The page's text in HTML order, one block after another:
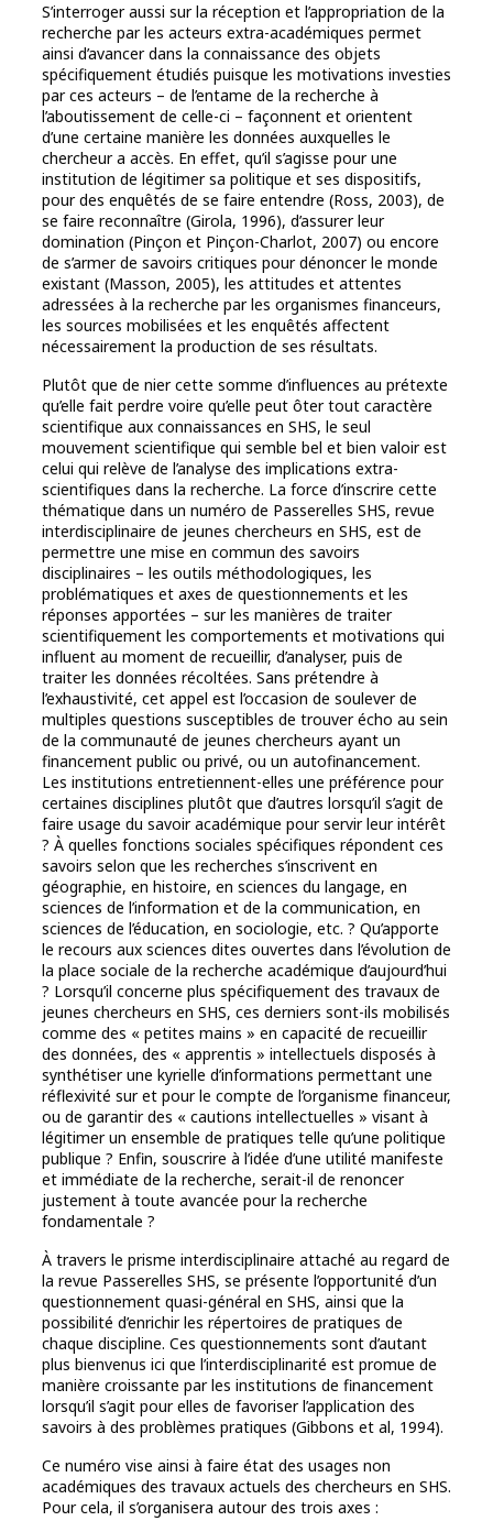
S’interroger aussi sur la réception et l’appropriation de la
recherche par les acteurs extra-académiques permet
ainsi d’avancer dans la connaissance des objets
spécifiquement étudiés puisque les motivations investies
par ces acteurs – de l’entame de la recherche à
l’aboutissement de celle-ci – façonnent et orientent
d’une certaine manière les données auxquelles le
chercheur a accès. En effet, qu’il s’agisse pour une
institution de légitimer sa politique et ses dispositifs,
pour des enquêtés de se faire entendre (Ross, 2003), de
se faire reconnaître (Girola, 1996), d’assurer leur
domination (Pinçon et Pinçon-Charlot, 2007) ou encore
de s’armer de savoirs critiques pour dénoncer le monde
existant (Masson, 2005), les attitudes et attentes
adressées à la recherche par les organismes financeurs,
les sources mobilisées et les enquêtés affectent
nécessairement la production de ses résultats.
Plutôt que de nier cette somme d’influences au prétexte
qu’elle fait perdre voire qu’elle peut ôter tout caractère
scientifique aux connaissances en SHS, le seul
mouvement scientifique qui semble bel et bien valoir est
celui qui relève de l’analyse des implications extra-
scientifiques dans la recherche. La force d’inscrire cette
thématique dans un numéro de Passerelles SHS, revue
interdisciplinaire de jeunes chercheurs en SHS, est de
permettre une mise en commun des savoirs
disciplinaires – les outils méthodologiques, les
problématiques et axes de questionnements et les
réponses apportées – sur les manières de traiter
scientifiquement les comportements et motivations qui
influent au moment de recueillir, d’analyser, puis de
traiter les données récoltées. Sans prétendre à
l’exhaustivité, cet appel est l’occasion de soulever de
multiples questions susceptibles de trouver écho au sein
de la communauté de jeunes chercheurs ayant un
financement public ou privé, ou un autofinancement.
Les institutions entretiennent-elles une préférence pour
certaines disciplines plutôt que d’autres lorsqu’il s’agit de
faire usage du savoir académique pour servir leur intérêt
? À quelles fonctions sociales spécifiques répondent ces
savoirs selon que les recherches s’inscrivent en
géographie, en histoire, en sciences du langage, en
sciences de l’information et de la communication, en
sciences de l’éducation, en sociologie, etc. ? Qu’apporte
le recours aux sciences dites ouvertes dans l’évolution de
la place sociale de la recherche académique d’aujourd’hui
? Lorsqu’il concerne plus spécifiquement des travaux de
jeunes chercheurs en SHS, ces derniers sont-ils mobilisés
comme des « petites mains » en capacité de recueillir
des données, des « apprentis » intellectuels disposés à
synthétiser une kyrielle d’informations permettant une
réflexivité sur et pour le compte de l’organisme financeur,
ou de garantir des « cautions intellectuelles » visant à
légitimer un ensemble de pratiques telle qu’une politique
publique ? Enfin, souscrire à l’idée d’une utilité manifeste
et immédiate de la recherche, serait-il de renoncer
justement à toute avancée pour la recherche
fondamentale ?
À travers le prisme interdisciplinaire attaché au regard de
la revue Passerelles SHS, se présente l’opportunité d’un
questionnement quasi-général en SHS, ainsi que la
possibilité d’enrichir les répertoires de pratiques de
chaque discipline. Ces questionnements sont d’autant
plus bienvenus ici que l’interdisciplinarité est promue de
manière croissante par les institutions de financement
lorsqu’il s’agit pour elles de favoriser l’application des
savoirs à des problèmes pratiques (Gibbons et al, 1994).
Ce numéro vise ainsi à faire état des usages non
académiques des travaux actuels des chercheurs en SHS.
Pour cela, il s’organisera autour des trois axes :